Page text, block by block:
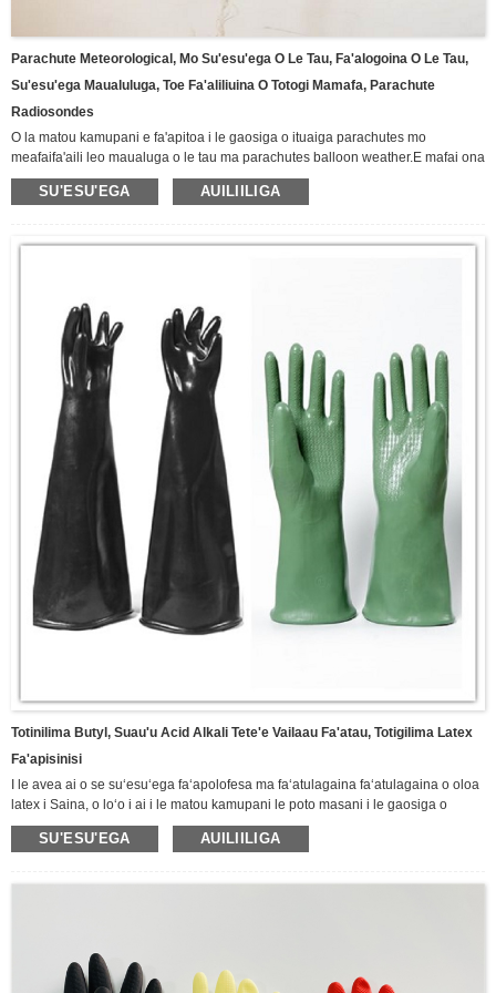
Parachute Meteorological, Mo Su'esu'ega O Le Tau, Fa'alogoina O Le Tau,
Su'esu'ega Maualuluga, Toe Fa'aliliuina O Totogi Mamafa, Parachute
Radiosondes
O la matou kamupani e fa'apitoa i le gaosiga o ituaiga parachutes mo
meafaifa'aili leo maualuga o le tau ma parachutes balloon weather.E mafai ona
fa'aoga a tatou parachute i ituaiga eseese o paluni o le tau ma masini
fa'alogo.E mafai e la matou kamupani ona mamanuina ma gaosia parachutes
SU'ESU'EGA AUILIILIGA
Totinilima Butyl, Suau'u Acid Alkali Tete'e Vailaau Fa'atau, Totigilima Latex
Fa'apisinisi
I le avea ai o se suʻesuʻega faʻapolofesa ma faʻatulagaina faʻatulagaina o oloa
latex i Saina, o loʻo i ai i le matou kamupani le poto masani i le gaosiga o
ituaiga totigilima ma oloa latex, e aofia ai totigilima Butyl, totigilima faʻamaʻi,
totigilima Neoprene, totigilima faʻafefe suauu, totigilima fale Latex, totigilima
vulu, Totigilima su'esu'ega nitrile, totini lima latex umi, ma isi. Fa'aaoga lautele i
SU'ESU'EGA AUILIILIGA